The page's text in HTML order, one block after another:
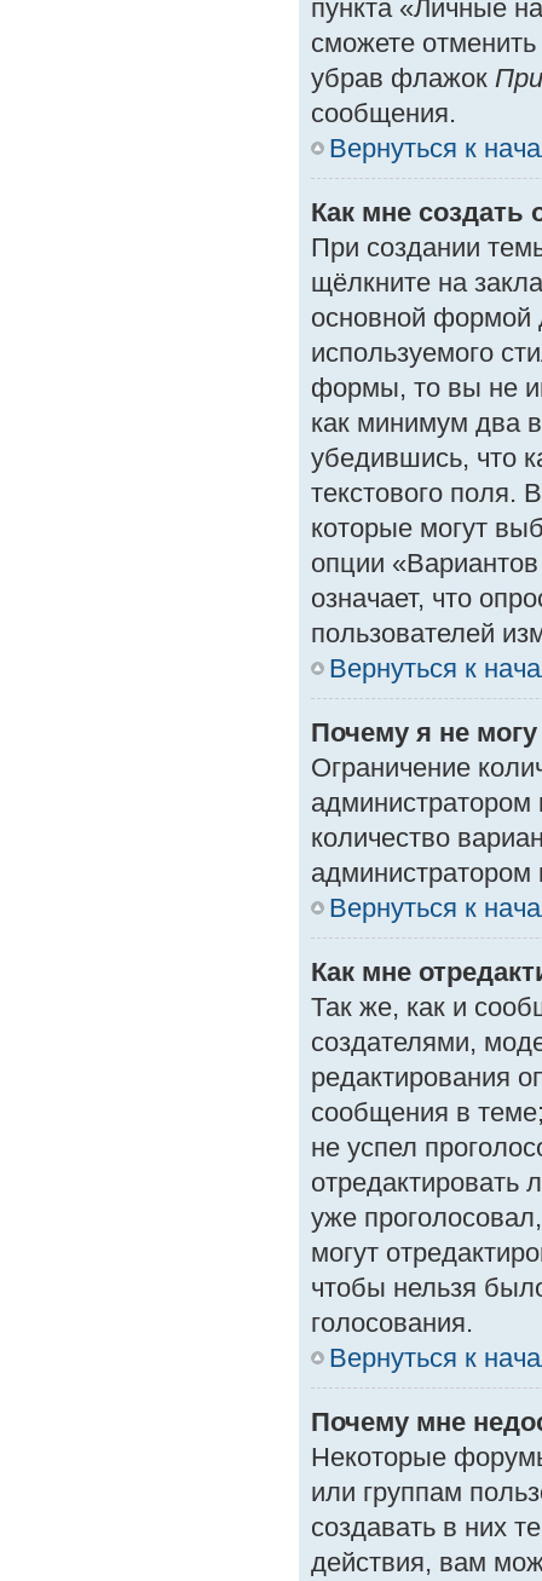
пункта «Личные
сможете
убрав флажок
сообщения.
Вернуться к
Как мне создать
При создании
щёлкните на
основной формой
используемого
формы, то вы не
как минимум два
убедившись, что
текстового поля.
которые могут
опции
означает, что
пользователей
Вернуться к
Почему я не
Ограничение
количество
Вернуться к
Как мне
Так же, как и
создателями,
редактирования
сообщения в
не успел
отредактировать
уже
могут
чтобы нельзя
голосования.
Вернуться к
Почему мне
Некоторые
или группам
создавать в них
действия, вам